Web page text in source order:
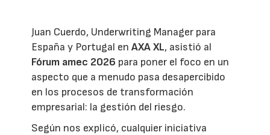
Juan Cuerdo, Underwriting Manager para
España y Portugal enAXA XL, asistió al
Fórum amec 2026 para poner el foco en un
aspecto que a menudo pasa desapercibido
en los procesos de transformación
empresarial: la gestión del riesgo.
Según nos explicó, cualquier iniciativa